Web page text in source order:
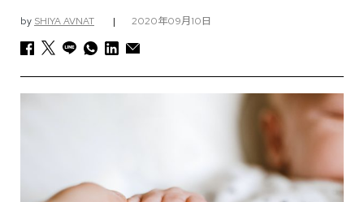
by SHIYA AVNAT | 2020年09月10日